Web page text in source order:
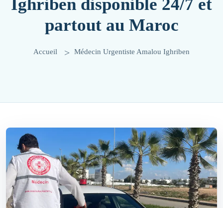
Ighriben disponible 24/7 et
partout au Maroc
Accueil Médecin Urgentiste Amalou Ighriben